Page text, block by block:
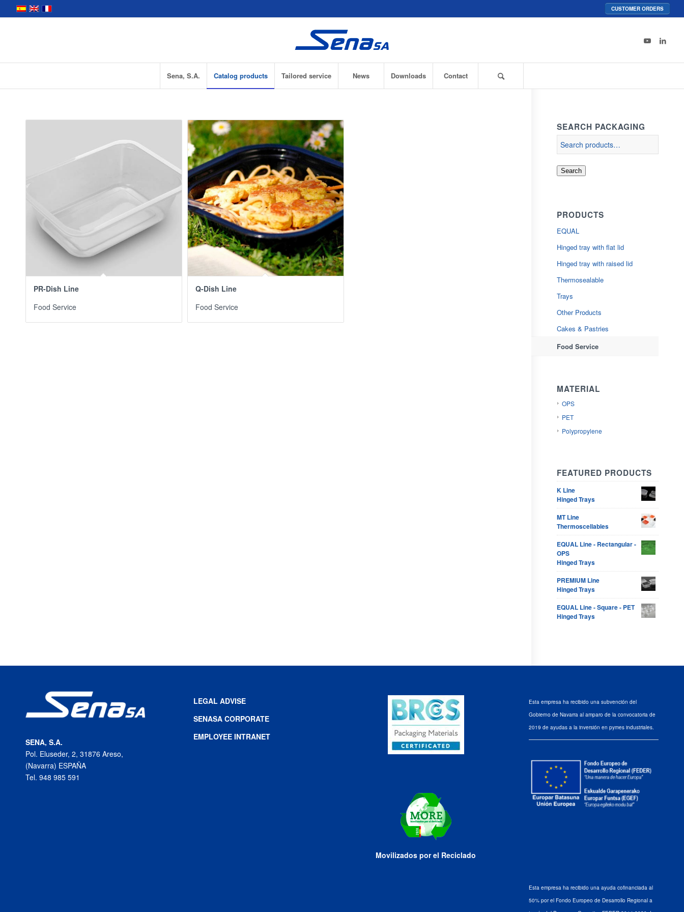
CUSTOMER ORDERS
Sena, S.A. Catalog products Tailored service News Downloads Contact
PR-Dish Line
Food Service
Q-Dish Line
Food Service
SEARCH PACKAGING
Search
PRODUCTS
EQUAL
Hinged tray with flat lid
Hinged tray with raised lid
Thermosealable
Trays
Other Products
Cakes & Pastries
Food Service
MATERIAL
OPS
PET
Polypropylene
FEATURED PRODUCTS
K Line
Hinged Trays
MT Line
Thermoscellables
EQUAL Line - Rectangular -
OPS
Hinged Trays
PREMIUM Line
Hinged Trays
EQUAL Line - Square - PET
Hinged Trays
SENA, S.A.
Pol. Eluseder, 2, 31876 Areso,
(Navarra) ESPAÑA
Tel. 948 985 591
LEGAL ADVISE
SENASA CORPORATE
EMPLOYEE INTRANET
Movilizados por el Reciclado
Esta empresa ha recibido una subvención del
Gobierno de Navarra al amparo de la convocatoria de
2019 de ayudas a la inversión en pymes industriales.
Esta empresa ha recibido una ayuda cofinanciada al
50% por el Fondo Europeo de Desarrollo Regional a